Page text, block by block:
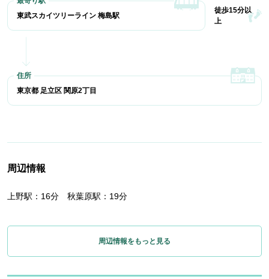
東武スカイツリーライン 梅島駅
徒歩15分以
上
東京都 足立区 関原2丁目
周辺情報
上野駅：16分 秋葉原駅：19分
周辺情報をもっと見る